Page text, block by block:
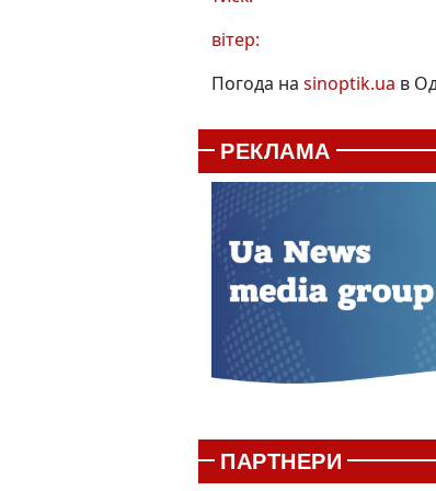
вітер:
Погода на sinoptik.ua в
РЕКЛАМА
ПАРТНЕРИ